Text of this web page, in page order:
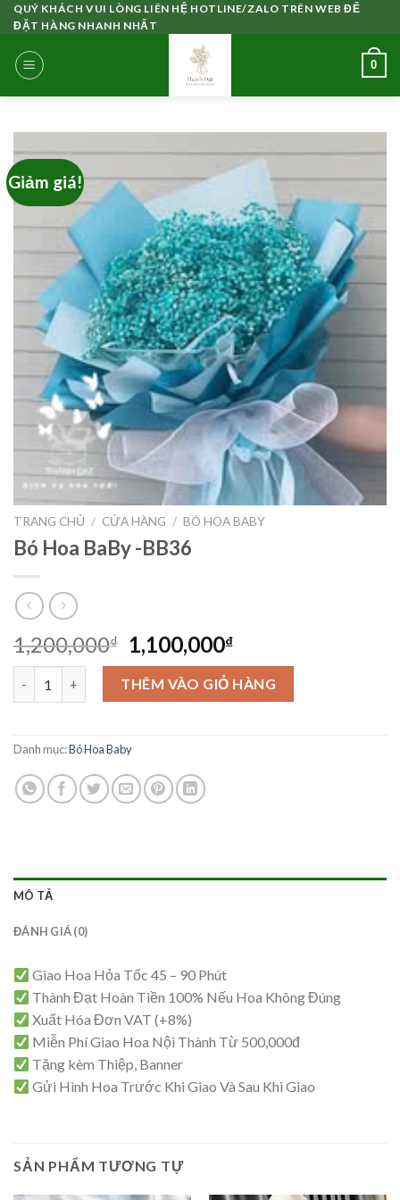
Skip
to
content
QUÝ KHÁCH VUI LÒNG LIÊN HỆ HOTLINE/ZALO TRÊN WEB ĐỂ
ĐẶT HÀNG NHANH NHẤT
0
Giảm giá!
TRANG CHỦ / CỬA HÀNG / BÓ HOA BABY
Bó Hoa BaBy -BB36
1,200,000₫
Giá
gốc
là:
1,200,000₫.
1,100,000₫Giá
hiện
tại
là:
1,100,000₫.
Bó Hoa BaBy -BB36 số lượngTHÊM VÀO GIỎ HÀNG
Danh mục:Bó Hoa Baby
MÔ TẢ
ĐÁNH GIÁ (0)
Giao Hoa Hỏa Tốc 45 – 90 Phút
Thành Đạt Hoàn Tiền 100% Nếu Hoa Không Đúng
Xuất Hóa Đơn VAT (+8%)
Miễn Phí Giao Hoa Nội Thành Từ 500,000đ
Tặng kèm Thiệp, Banner
Gửi Hình Hoa Trước Khi Giao Và Sau Khi Giao
SẢN PHẨM TƯƠNG TỰ